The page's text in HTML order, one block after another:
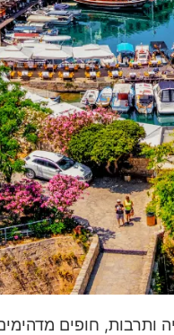
ותרבות, חופים